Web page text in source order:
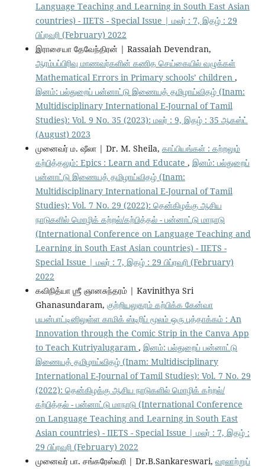
Language Teaching and Learning in South East Asian
countries) - IIETS - Special Issue | மலர் : 7, இதழ் : 29
பிப்ரவரி (February) 2022
இராசையா தேவேந்திரன் | Rassaiah Devendran,
ஆரம்பப்பிரிவு மாணவர்களின் கணித செய்கையில் வழுக்கள்
Mathematical Errors in Primary schools’ children ,
இனம்: பல்துறைப் பன்னாட்டு இணையத் தமிழாய்விதழ் (Inam:
Multidisciplinary International E-Journal of Tamil
Studies): Vol. 9 No. 35 (2023): மலர் : 9, இதழ் : 35 ஆகஸ்ட்
(August) 2023
முனைவர் ம. ஷீலா | Dr. M. Sheila, காப்பியங்கள் : கற்றலும்
கற்பித்தலும்: Epics : Learn and Educate , இனம்: பல்துறைப்
பன்னாட்டு இணையத் தமிழாய்விதழ் (Inam:
Multidisciplinary International E-Journal of Tamil
Studies): Vol. 7 No. 29 (2022): தென்கிழக்கு ஆசிய
நாடுகளில் மொழிக் கற்றல்/கற்பித்தல் - பன்னாட்டு மாநாடு
(International Conference on Language Teaching and
Learning in South East Asian countries) - IIETS -
Special Issue | மலர் : 7, இதழ் : 29 பிப்ரவரி (February)
2022
கவிநித்யா ஶ்ரீ ஞானசுந்தரம் | Kavinithya Sri
Ghanasundaram, குற்றியலுகரம் கற்பிக்க கேன்வா
பயன்பாட்டினிலுள்ள காமிக் ஸ்டிரிப் மூலம் ஒரு புத்தாக்கம் : An
Innovation through the Comic Strip in the Canva App
to Teach Kutriyalugaram , இனம்: பல்துறைப் பன்னாட்டு
இணையத் தமிழாய்விதழ் (Inam: Multidisciplinary
International E-Journal of Tamil Studies): Vol. 7 No. 29
(2022): தென்கிழக்கு ஆசிய நாடுகளில் மொழிக் கற்றல்/
கற்பித்தல் - பன்னாட்டு மாநாடு (International Conference
on Language Teaching and Learning in South East
Asian countries) - IIETS - Special Issue | மலர் : 7, இதழ் :
29 பிப்ரவரி (February) 2022
முனைவர் பா. சங்கரேஸ்வரி | Dr.B.Sankareswari, வரலாற்றுப்